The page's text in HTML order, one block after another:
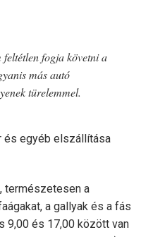
feltétlen fogja követni a
más autó
türelemmel.
és egyéb elszállítása
természetesen a
a gallyak és a fás
9,00 és 17,00 között van